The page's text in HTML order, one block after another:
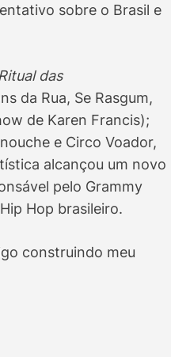
sobre o Brasil e
Ritual das
da Rua, Se Rasgum,
de Karen Francis);
e Circo Voador,
alcançou um novo
pelo Grammy
Hop brasileiro.
construindo meu